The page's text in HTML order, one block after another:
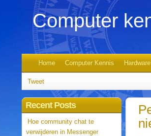
Computer
Home Computer Kennis Hardware
Tweet
Recent Posts
Hoe community chat te
verwijderen in Messenger